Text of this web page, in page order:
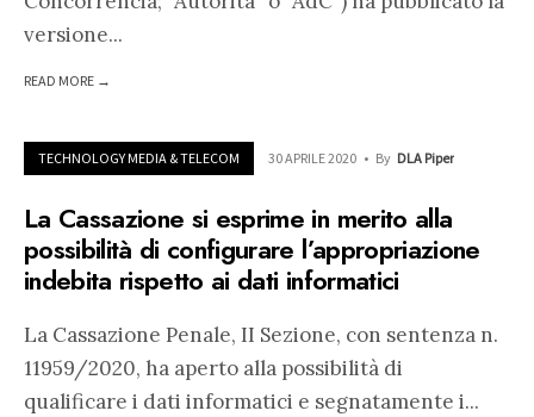
versione...
READ MORE →
TECHNOLOGY MEDIA & TELECOM 30 APRILE 2020 • By DLA Piper
La Cassazione si esprime in merito alla
possibilità di configurare l’appropriazione
indebita rispetto ai dati informatici
La Cassazione Penale, II Sezione, con sentenza n.
11959/2020, ha aperto alla possibilità di
qualificare i dati informatici e segnatamente i...